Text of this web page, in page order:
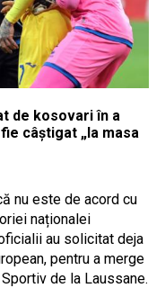
de kosovari în a
câștigat „la masa
nu este de acord cu
naționalei
au solicitat deja
pentru a merge
de la Laussane.